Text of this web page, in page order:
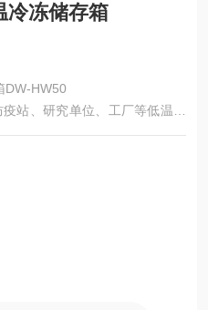
冷冻储存箱
DW-HW50
站、研究单位、工厂等低温储
电子器件、特殊材料的低温试
心、科研院所、电子化工等企